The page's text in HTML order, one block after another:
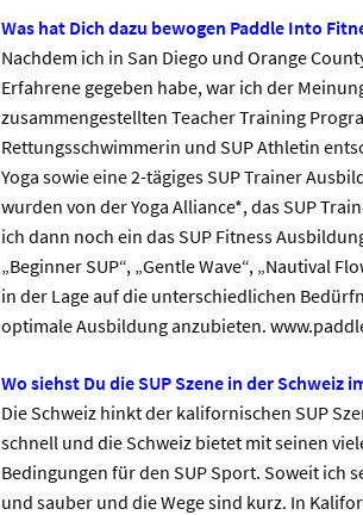
Was hat Dich dazu bewogen Paddle Into
Nachdem ich in San Diego und Orange
Erfahrene gegeben habe, war ich der
zusammengestellten Teacher Training
Rettungsschwimmerin und SUP Athletin
Yoga sowie eine 2-tägiges SUP Trainer
wurden von der Yoga Alliance*, das SUP
ich dann noch ein das SUP Fitness
„Beginner SUP“, „Gentle Wave“, „Nautival
in der Lage auf die unterschiedlichen
optimale Ausbildung anzubieten.
Wo siehst Du die SUP Szene in der Schweiz
Die Schweiz hinkt der kalifornischen SUP
schnell und die Schweiz bietet mit seinen
Bedingungen für den SUP Sport. Soweit ich
und sauber und die Wege sind kurz. In